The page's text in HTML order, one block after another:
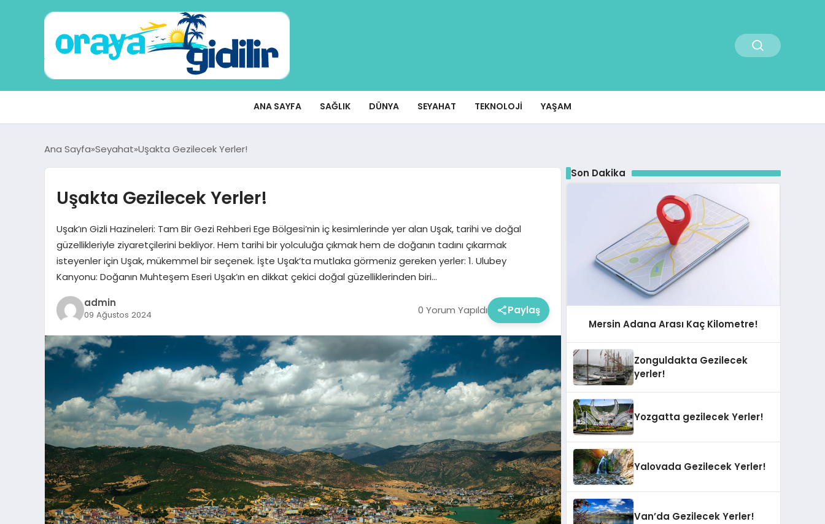
ANA SAYFA SAĞLIK DÜNYA SEYAHAT TEKNOLOJI YAŞAM
Ana Sayfa Seyahat Uşakta Gezilecek Yerler!
Uşakta Gezilecek Yerler!
Uşak’ın Gizli Hazineleri: Tam Bir Gezi Rehberi Ege Bölgesi’nin iç kesimlerinde yer alan Uşak, tarihi ve doğal
güzellikleriyle ziyaretçilerini bekliyor. Hem tarihi bir yolculuğa çıkmak hem de doğanın tadını çıkarmak
isteyenler için Uşak, mükemmel bir seçenek. İşte Uşak’ta mutlaka görmeniz gereken yerler: 1. Ulubey
Kanyonu: Doğanın Muhteşem Eseri Uşak’ın en dikkat çekici doğal güzelliklerinden biri…
admin
09 Ağustos 2024 0 Yorum Yapıldı Paylaş
Son Dakika
Mersin Adana Arası Kaç Kilometre!
Zonguldakta Gezilecek
yerler!
Yozgatta gezilecek Yerler!
Yalovada Gezilecek Yerler!
Van’da Gezilecek Yerler!